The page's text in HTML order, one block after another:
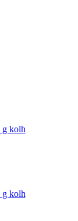
g kolh
g kolh